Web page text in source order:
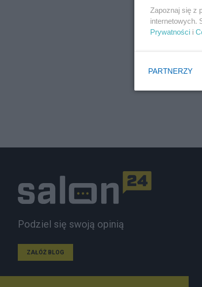
Podziel się swoją opinią
ZAŁÓŻ BLOG
Zapoznaj się z
internetowych.
Prywatności i
PARTNERZY